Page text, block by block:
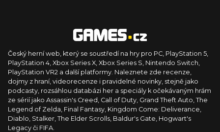
Český herní web, který se soustředí na hry pro PC, PlayStation 5,
PlayStation 4, Xbox Series X, Xbox Series S, Nintendo Switch,
PlayStation VR2 a další platformy. Naleznete zde recenze,
dojmy z hraní, videorecenze i pravidelné novinky, stejně jako
podcasty, rozsáhlou databázi her a speciály k očekávaným hrám
ze sérií jako Assassin's Creed, Call of Duty, Grand Theft Auto, The
Legend of Zelda, Final Fantasy, Kingdom Come: Deliverance,
Diablo, Stalker, The Elder Scrolls, Baldur's Gate, Hogwart's
Legacy či FIFA.